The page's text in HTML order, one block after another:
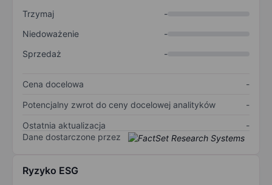
Trzymaj
-
Niedoważenie
-
Sprzedaż
-
Cena docelowa
-
Potencjalny zwrot do ceny docelowej analityków
-
Ostatnia aktualizacja
-
Dane dostarczone przez
Ryzyko ESG